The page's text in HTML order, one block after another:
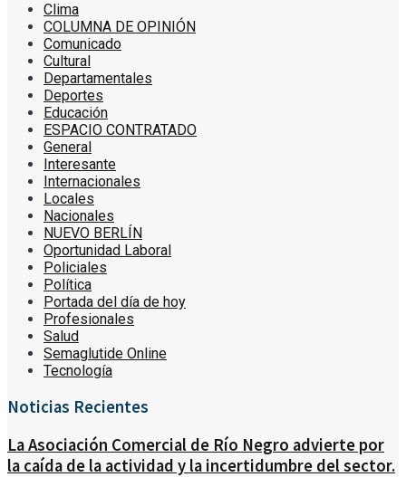
Clima
COLUMNA DE OPINIÓN
Comunicado
Cultural
Departamentales
Deportes
Educación
ESPACIO CONTRATADO
General
Interesante
Internacionales
Locales
Nacionales
NUEVO BERLÍN
Oportunidad Laboral
Policiales
Política
Portada del día de hoy
Profesionales
Salud
Semaglutide Online
Tecnología
Noticias Recientes
La Asociación Comercial de Río Negro advierte por
la caída de la actividad y la incertidumbre del sector.